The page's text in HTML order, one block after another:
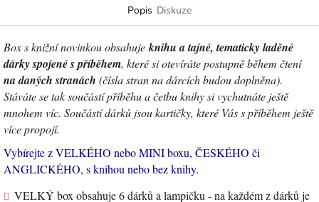
Popis Diskuze
Boxs knižní novinkou obsahuje knihu a tajné, tematicky laděné
dárky spojené s příběhem, které si otevíráte postupně během čtení
na daných stranách (čísla stran na dárcích budou doplněna).
Stáváte se tak součástí příběhu a četbu knihy si vychutnáte ještě
mnohem víc. Součástí dárků jsou kartičky, které Vás s příběhem ještě
více propojí.
Vybírejte z VELKÉHO nebo MINI boxu, ČESKÉHO či
ANGLICKÉHO, s knihou nebo bez knihy.
VELKÝ box obsahuje 6 dárků a lampičku - na každém z dárků je